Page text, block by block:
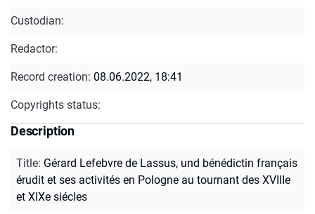
Custodian:
Redactor:
Record creation: 08.06.2022, 18:41
Copyrights status:
Description
Title: Gérard Lefebvre de Lassus, und bénédictin français
érudit et ses activités en Pologne au tournant des XVIIIe
et XIXe siécles